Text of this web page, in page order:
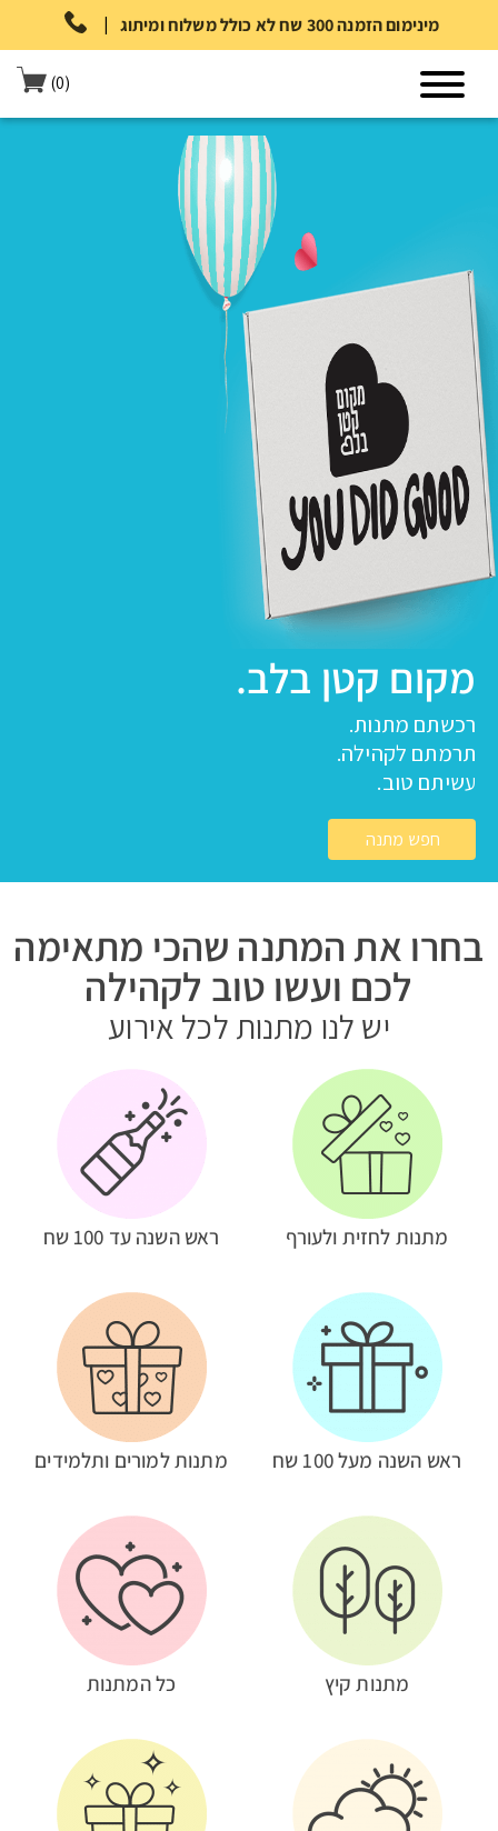
| מינימום הזמנה 300 שח לא כולל משלוח ומיתוג
(0)
מקום קטן בלב.
רכשתם מתנות.
תרמתם לקהילה.
עשיתם טוב.
חפש מתנה
בחרו את המתנה שהכי מתאימה
לכם ועשו טוב לקהילה
יש לנו מתנות לכל אירוע
מתנות לחזית ולעורף ראש השנה עד 100 שח
ראש השנה מעל 100 שח מתנות למורים ותלמידים
מתנות קיץ כל המתנות